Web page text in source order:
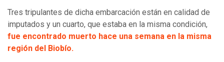
Tres tripulantes de dicha embarcación están en calidad de
imputados y un cuarto, que estaba en la misma condición,
fue encontrado muerto hace una semana en la misma
región del Biobío.